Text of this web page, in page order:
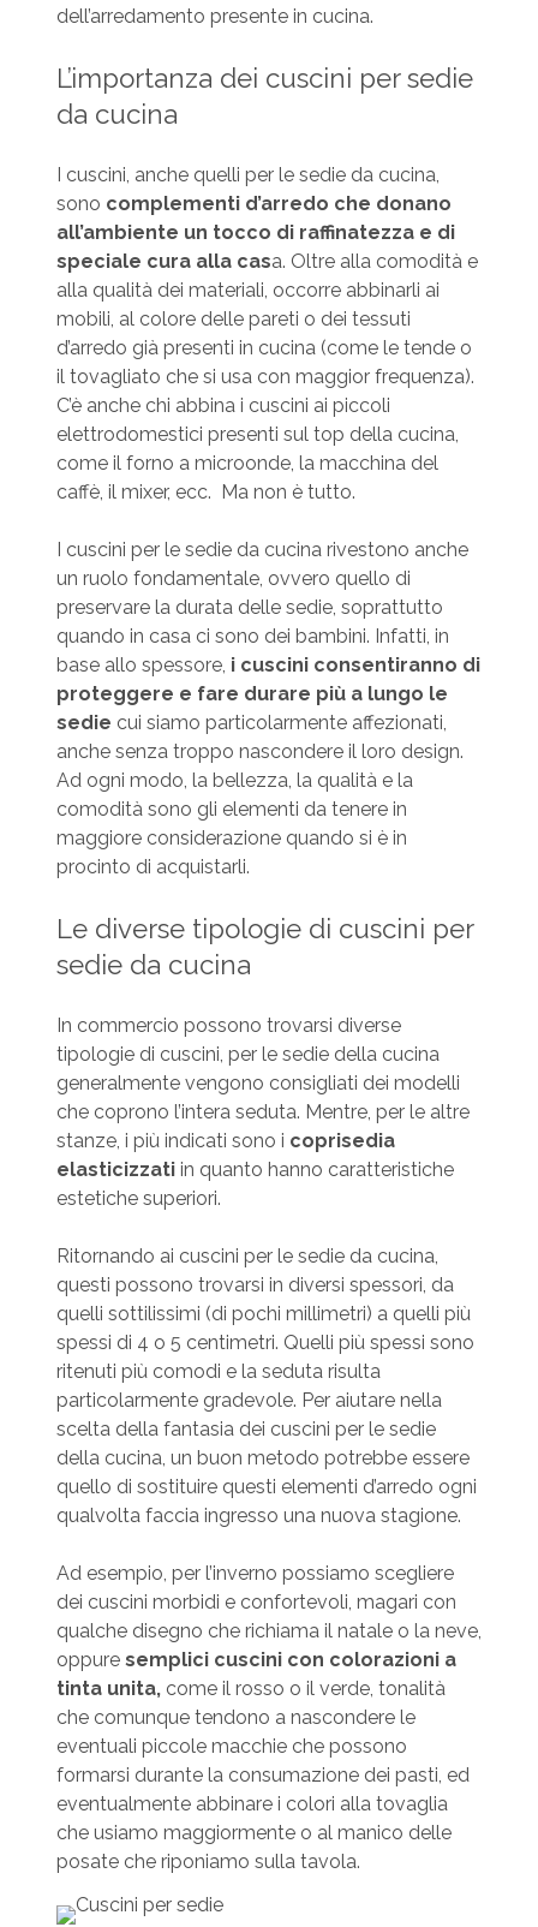
dell’arredamento presente in cucina.
L’importanza dei cuscini per sedie
da cucina
I cuscini, anche quelli per le sedie da cucina,
sono complementi d’arredo che donano
all’ambiente un tocco di raffinatezza e di
speciale cura alla casa. Oltre alla comodità e
alla qualità dei materiali, occorre abbinarli ai
mobili, al colore delle pareti o dei tessuti
d’arredo già presenti in cucina (come le tende o
il tovagliato che si usa con maggior frequenza).
C’è anche chi abbina i cuscini ai piccoli
elettrodomestici presenti sul top della cucina,
come il forno a microonde, la macchina del
caffè, il mixer, ecc. Ma non è tutto.
I cuscini per le sedie da cucina rivestono anche
un ruolo fondamentale, ovvero quello di
preservare la durata delle sedie, soprattutto
quando in casa ci sono dei bambini. Infatti, in
base allo spessore, i cuscini consentiranno di
proteggere e fare durare più a lungo le
sedie cui siamo particolarmente affezionati,
anche senza troppo nascondere il loro design.
Ad ogni modo, la bellezza, la qualità e la
comodità sono gli elementi da tenere in
maggiore considerazione quando si è in
procinto di acquistarli.
Le diverse tipologie di cuscini per
sedie da cucina
In commercio possono trovarsi diverse
tipologie di cuscini, per le sedie della cucina
generalmente vengono consigliati dei modelli
che coprono l’intera seduta. Mentre, per le altre
stanze, i più indicati sono i coprisedia
elasticizzatiin quanto hanno caratteristiche
estetiche superiori.
Ritornando ai cuscini per le sedie da cucina,
questi possono trovarsi in diversi spessori, da
quelli sottilissimi (di pochi millimetri) a quelli più
spessi di 4 o 5 centimetri. Quelli più spessi sono
ritenuti più comodi e la seduta risulta
particolarmente gradevole. Per aiutare nella
scelta della fantasia dei cuscini per le sedie
della cucina, un buon metodo potrebbe essere
quello di sostituire questi elementi d’arredo ogni
qualvolta faccia ingresso una nuova stagione.
Ad esempio, per l’inverno possiamo scegliere
dei cuscini morbidi e confortevoli, magari con
qualche disegno che richiama il natale o la neve,
oppure semplici cuscini con colorazioni a
tinta unita, come il rosso o il verde, tonalità
che comunque tendono a nascondere le
eventuali piccole macchie che possono
formarsi durante la consumazione dei pasti, ed
eventualmente abbinare i colori alla tovaglia
che usiamo maggiormente o al manico delle
posate che riponiamo sulla tavola.